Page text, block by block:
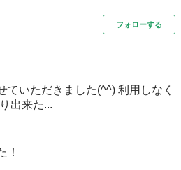
フォローする
ていただきました(^^) 利用しなく
出来た...
！